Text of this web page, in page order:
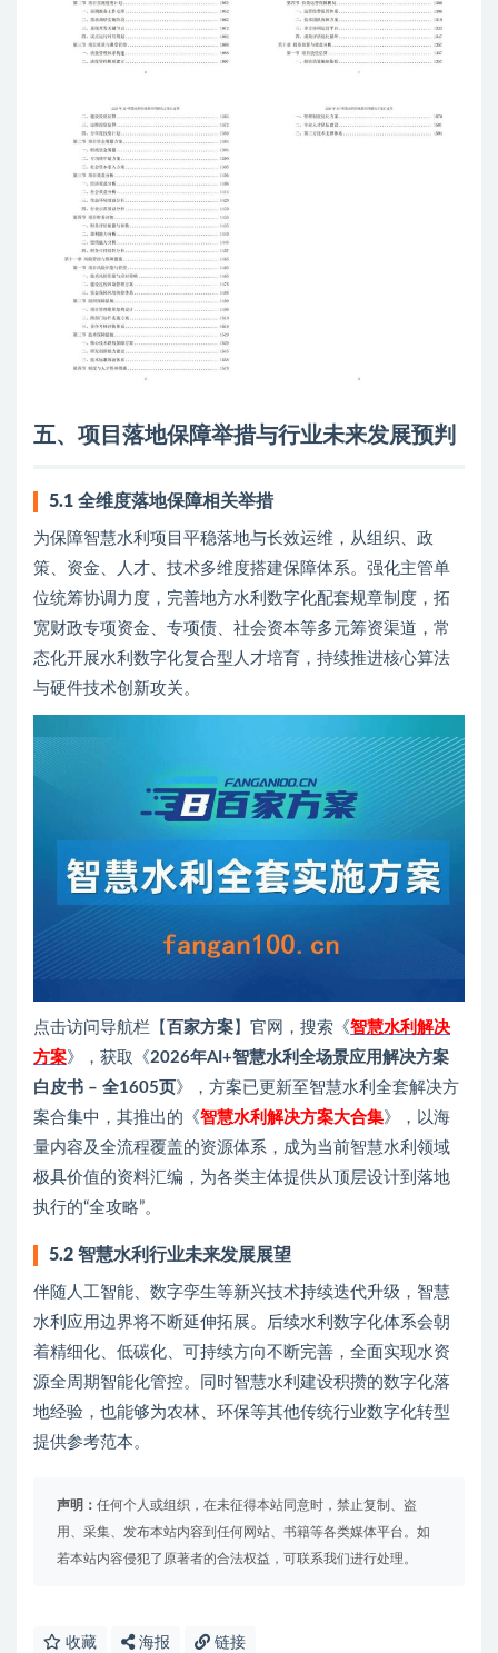
五、项目落地保障举措与行业未来发展预判
5.1 全维度落地保障相关举措
为保障智慧水利项目平稳落地与长效运维，从组织、政
策、资金、人才、技术多维度搭建保障体系。强化主管单
位统筹协调力度，完善地方水利数字化配套规章制度，拓
宽财政专项资金、专项债、社会资本等多元筹资渠道，常
态化开展水利数字化复合型人才培育，持续推进核心算法
与硬件技术创新攻关。
点击访问导航栏【 百家方案 】官网，搜索《智慧水利解决
方案》，获取《2026年AI+智慧水利全场景应用解决方案
白皮书 – 全1605页 》，方案已更新至智慧水利全套解决方
案合集中，其推出的《智慧水利解决方案大合集》，以海
量内容及全流程覆盖的资源体系，成为当前智慧水利领域
极具价值的资料汇编，为各类主体提供从顶层设计到落地
执行的“全攻略”。
5.2 智慧水利行业未来发展展望
伴随人工智能、数字孪生等新兴技术持续迭代升级，智慧
水利应用边界将不断延伸拓展。后续水利数字化体系会朝
着精细化、低碳化、可持续方向不断完善，全面实现水资
源全周期智能化管控。同时智慧水利建设积攒的数字化落
地经验，也能够为农林、环保等其他传统行业数字化转型
提供参考范本。
声明： 任何个人或组织，在未征得本站同意时，禁止复制、盗
用、采集、发布本站内容到任何网站、书籍等各类媒体平台。如
若本站内容侵犯了原著者的合法权益，可联系我们进行处理。
收藏 海报 链接